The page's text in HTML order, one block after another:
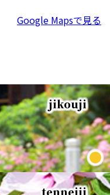
Google Mapsで見る
jikouji
tenneiji